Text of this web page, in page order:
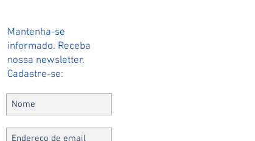
Mantenha-se
informado. Receba
nossa newsletter.
Cadastre-se: